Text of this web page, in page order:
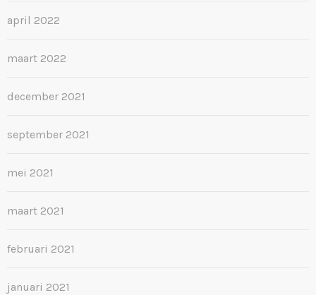
april 2022
maart 2022
december 2021
september 2021
mei 2021
maart 2021
februari 2021
januari 2021